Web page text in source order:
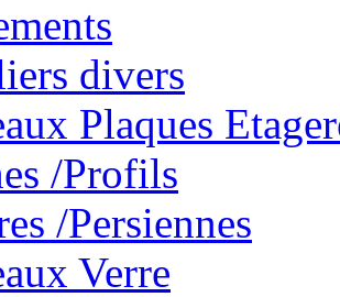
divers
Plaques
/Profils
/Persiennes
Verre